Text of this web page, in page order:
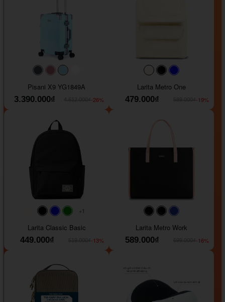
#40454a#b76e79
#9ad8e7
Pisani X9 YG1849A
3.390.000₫
-26%
#faf0e6#000000
Larita Metro One
479.000₫
-19%
#faf0e6
#000000#0000FF#008000
+1
Larita Classic Basic
449.000₫
-13%
#000000#000000
Larita Metro Work
589.000₫
-16%